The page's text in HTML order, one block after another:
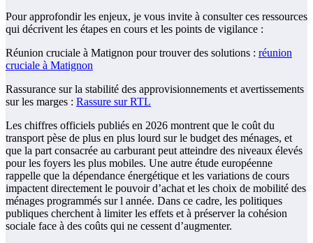
Pour approfondir les enjeux, je vous invite à consulter ces ressources
qui décrivent les étapes en cours et les points de vigilance :
Réunion cruciale à Matignon pour trouver des solutions : réunion
cruciale à Matignon
Rassurance sur la stabilité des approvisionnements et avertissements
sur les marges : Rassure sur RTL
Les chiffres officiels publiés en 2026 montrent que le coût du
transport pèse de plus en plus lourd sur le budget des ménages, et
que la part consacrée au carburant peut atteindre des niveaux élevés
pour les foyers les plus mobiles. Une autre étude européenne
rappelle que la dépendance énergétique et les variations de cours
impactent directement le pouvoir d’achat et les choix de mobilité des
ménages programmés sur l année. Dans ce cadre, les politiques
publiques cherchent à limiter les effets et à préserver la cohésion
sociale face à des coûts qui ne cessent d’augmenter.